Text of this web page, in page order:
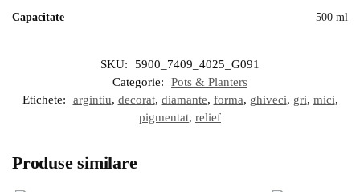
Capacitate 500 ml
SKU:
5900_7409_4025_G091
Categorie:
Pots & Planters
Etichete:
argintiu, decorat, diamante, forma, ghiveci, gri, mici,
pigmentat, relief
Produse similare